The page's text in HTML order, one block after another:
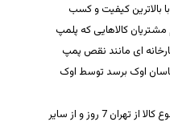
بالاترین کیفیت و کسب
کالاهایی که پلمپ
ای مانند نقص پمپ
اوک برسد توسط اوک
مدت زمان قبول مرجوع کالا از تهران 7 روز و از سایر